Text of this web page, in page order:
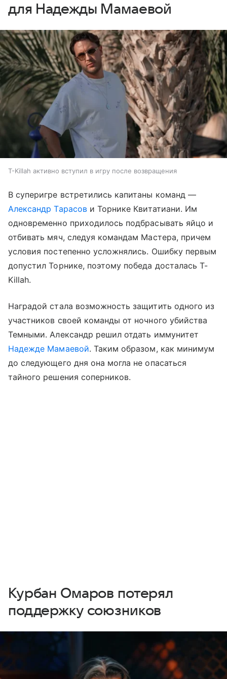
для Надежды Мамаевой
T-Killah активно вступил в игру после возвращения
В суперигре встретились капитаны команд —
Александр Тарасови Торнике Квитатиани. Им
одновременно приходилось подбрасывать яйцо и
отбивать мяч, следуя командам Мастера, причем
условия постепенно усложнялись. Ошибку первым
допустил Торнике, поэтому победа досталась T-
Killah.
Наградой стала возможность защитить одного из
участников своей команды от ночного убийства
Темными. Александр решил отдать иммунитет
Надежде Мамаевой. Таким образом, как минимум
до следующего дня она могла не опасаться
тайного решения соперников.
Курбан Омаров потерял
поддержку союзников